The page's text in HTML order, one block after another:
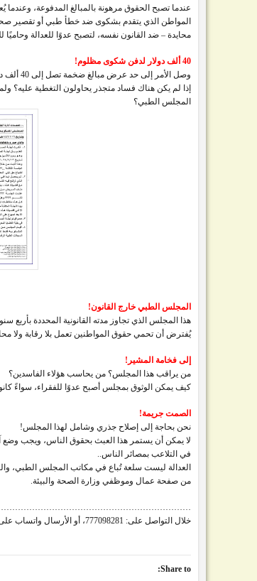
عندما تصبح الحقوق مرهونة بالمبالغ المدفوعة،
المواطن الذي يتقدم بشكوى ضد خطأ طبي أو تقصير
محايدة – ضد القانون نفسه، لتصبح عدوًا للعدالة وحاميًا
40 ألف دولار لدفن شكوى مظلوم!
وصل
إذا لم يكن هناك فساد متجذر يحاولون التغطية عليه؟
المجلس الطبي؟
المجلس الطبي خارج القانون!
هذا المجلس الذي تجاوز مدته القانونية المحددة
يُفترض أن تحمي حقوق المواطنين تعمل بلا رقابة ولا
إلى فخامة المشير!
من يراقب هذا المجلس؟ من يحاسب هؤلاء الفاسدين؟
كيف يمكن الوثوق بمجلس أصبح عدوًا للفقراء، سواءً
الصمت جريمة!
نحن بحاجة إلى إصلاح جذري وشامل لهذا المجلس!
لا يمكن أن يستمر هذا العبث بحقوق الناس، ويجب وضع
في التلاعب بمصائر الناس..
العدالة ليست سلعة تُباع في مكاتب المجلس الطبي،
من صفحة عمال وموظفي وزارة الصحة والبيئة.
………………………………………………………………………
خلال التواصل على: 777098281، أو الأرسال واتساب على: 770681444 ………………………………………………………………………
Share to: